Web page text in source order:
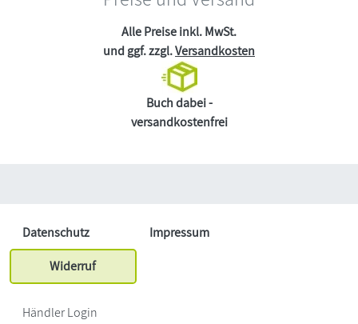
Alle Preise inkl. MwSt.
und ggf. zzgl.Versandkosten
Buch dabei -
versandkostenfrei
Datenschutz
Impressum
Widerruf
Händler Login